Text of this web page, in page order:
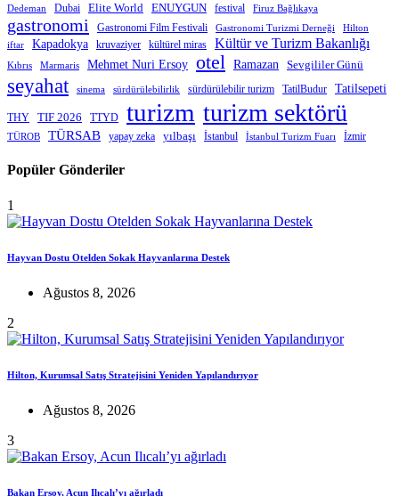
Dedeman Dubai Elite World ENUYGUN festival Firuz Bağlıkaya
gastronomi Gastronomi Film Festivali Gastronomi Turizmi Derneği
Hilton
iftar
Kapadokya kruvaziyer kültürel miras Kültür ve Turizm Bakanlığı
Kıbrıs Marmaris Mehmet Nuri Ersoy otel Ramazan Sevgililer Günü
seyahat sinema sürdürülebilirlik sürdürülebilir turizm TatilBudur Tatilsepeti
THY TIF 2026 TTYD turizm turizm sektörü
TÜROB TÜRSAB yapay zeka yılbaşı İstanbul İstanbul Turizm Fuarı İzmir
Popüler Gönderiler
1
Hayvan Dostu Otelden Sokak Hayvanlarına Destek
Ağustos 8, 2026
2
Hilton, Kurumsal Satış Stratejisini Yeniden Yapılandırıyor
Ağustos 8, 2026
3
Bakan Ersoy, Acun Ilıcalı’yı ağırladı